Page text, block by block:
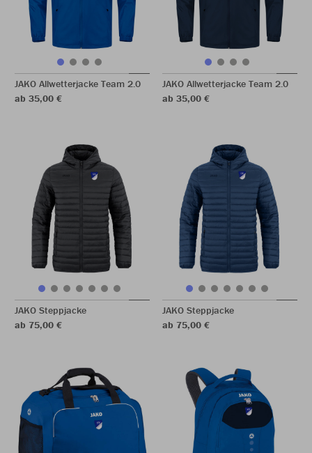
JAKO Allwetterjacke Team 2.0
ab 35,00 €
JAKO Allwetterjacke Team 2.0
ab 35,00 €
JAKO Steppjacke
ab 75,00 €
JAKO Steppjacke
ab 75,00 €